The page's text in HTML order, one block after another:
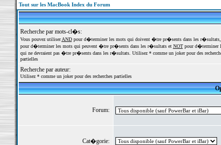
Tout sur les MacBook Index du Forum
Recherche par mots-cl�s:
Vous pouvez utiliserANDpour d�terminer les mots qui doivent �tre pr�sents dans les
pour d�terminer les mots qui peuvent �tre pr�sents dans les r�sultats et NOTpour d�terminer
qui ne devraient pas �tre pr�sents dans les r�sultats. Utilisez * comme un joker pour des
partielles
Recherche par auteur:
Utilisez * comme un joker pour des recherches partielles
Forum:
Cat�gorie: